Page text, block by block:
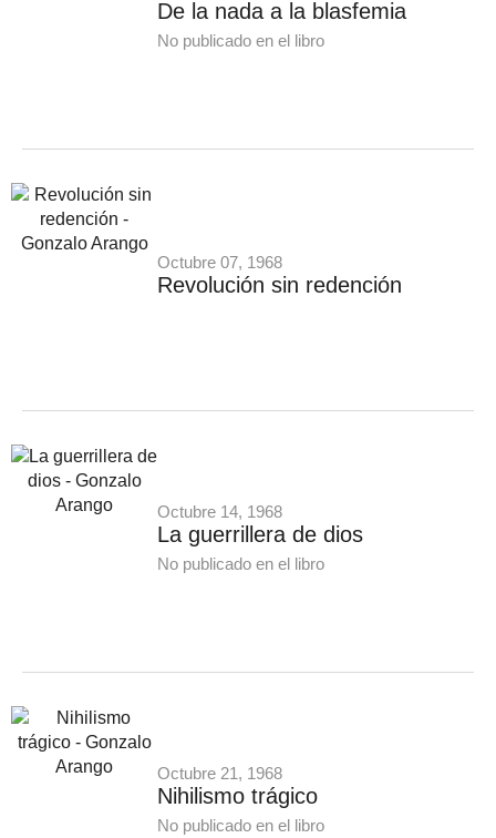
De la nada a la blasfemia
No publicado en el libro
Octubre 07, 1968
Revolución sin redención
Octubre 14, 1968
La guerrillera de dios
No publicado en el libro
Octubre 21, 1968
Nihilismo trágico
No publicado en el libro